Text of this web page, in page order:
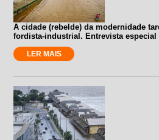
A cidade (rebelde) da modernidade
fordista-industrial. Entrevista
LER MAIS